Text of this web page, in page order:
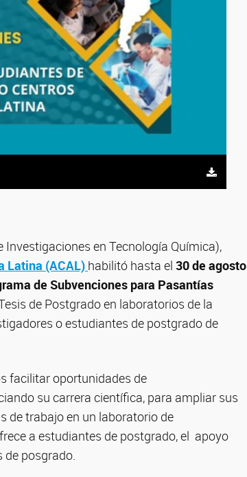
Investigaciones en Tecnología Química),
Latina (ACAL) habilitó hasta el 30 de agosto
de Subvenciones para Pasantías
de Postgrado en laboratorios de la
o estudiantes de postgrado de
facilitar oportunidades de
su carrera científica, para ampliar sus
de trabajo en un laboratorio de
a estudiantes de postgrado, el apoyo
de posgrado.